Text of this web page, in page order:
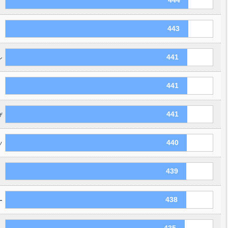
443
441
441
441
440
439
438